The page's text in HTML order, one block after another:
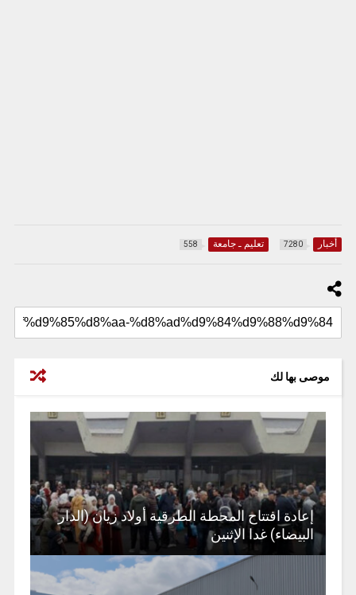
أخبار 7280 تعليم ـ جامعة 558
موصى بها لك
إعادة افتتاح المحطة الطرقية أولاد زيان (الدار
البيضاء) غدا الإثنين